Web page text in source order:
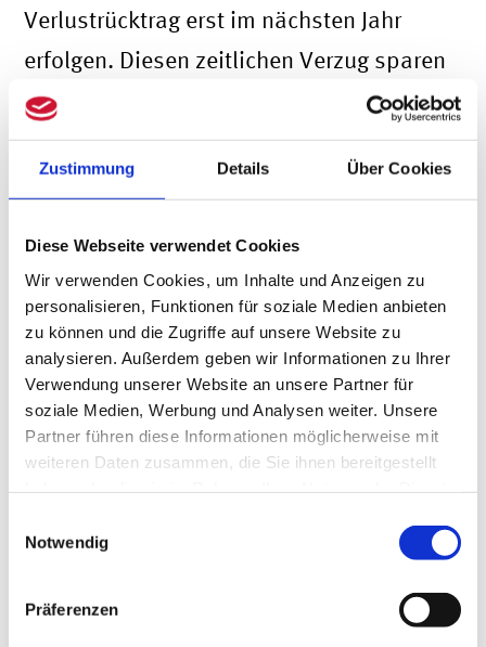
Zustimmung Details Über Cookies
Diese Webseite verwendet Cookies
Wir verwenden Cookies, um Inhalte und Anzeigen zu
personalisieren, Funktionen für soziale Medien anbieten
zu können und die Zugriffe auf unsere Website zu
analysieren. Außerdem geben wir Informationen zu Ihrer
Verwendung unserer Website an unsere Partner für
soziale Medien, Werbung und Analysen weiter. Unsere
Partner führen diese Informationen möglicherweise mit
weiteren Daten zusammen, die Sie ihnen bereitgestellt
Notwendig
Präferenzen
Verlustrücktrag erst im nächsten Jahr
erfolgen. Diesen zeitlichen Verzug sparen
Sie sich nun. Denn der Verlustrücktrag
wird per Annahme für 2020 pauschal
ermittelt.
Wie hoch ist die ermittelte Pauschale
zur Erstattung der
Steuervorauszahlungen 2019?
Die Höhe des pauschal ermittelten
Verlustrücktrags aus 2020 beträgt 15
Prozent der maßgeblichen Einkünfte, die
der Festsetzung der Vorauszahlungen für